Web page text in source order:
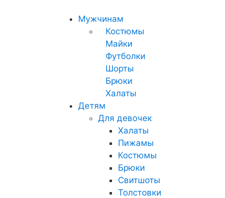
Мужчинам
Костюмы
Майки
Футболки
Шорты
Брюки
Халаты
Детям
Для девочек
Халаты
Пижамы
Костюмы
Брюки
Свитшоты
Толстовки